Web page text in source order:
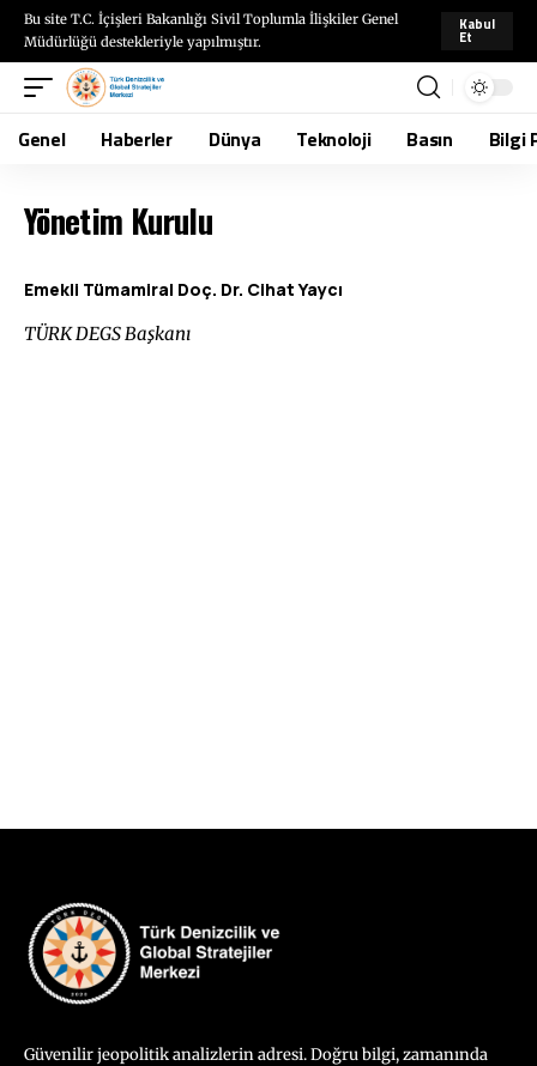
Bu site T.C. İçişleri Bakanlığı Sivil Toplumla İlişkiler Genel
Müdürlüğü destekleriyle yapılmıştır.
Kabul
Et
Genel Haberler Dünya Teknoloji Basın Bilgi
Yönetim Kurulu
Emekli Tümamiral Doç. Dr. Cihat Yaycı
TÜRK DEGS Başkanı
Güvenilir jeopolitik analizlerin adresi. Doğru bilgi, zamanında